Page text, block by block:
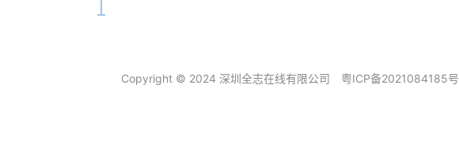
Copyright © 2024 深圳全志在线有限公司 粤ICP备2021084185号